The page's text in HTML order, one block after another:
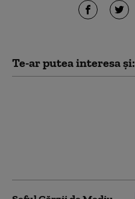
Te-ar putea interesa și: